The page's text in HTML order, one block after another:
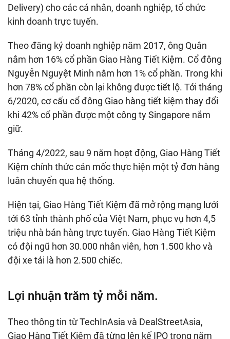
Delivery) cho các cá nhân, doanh nghiệp, tổ chức
kinh doanh trực tuyến.
Theo đăng ký doanh nghiệp năm 2017, ông Quân
nắm hơn 16% cổ phần Giao Hàng Tiết Kiệm. Cổ đông
Nguyễn Nguyệt Minh nắm hơn 1% cổ phần. Trong khi
hơn 78% cổ phần còn lại không được tiết lộ. Tới tháng
6/2020, cơ cấu cổ đông Giao hàng tiết kiệm thay đổi
khi 42% cổ phần được một công ty Singapore nắm
giữ.
Tháng 4/2022, sau 9 năm hoạt động, Giao Hàng Tiết
Kiệm chính thức cán mốc thực hiện một tỷ đơn hàng
luân chuyển qua hệ thống.
Hiện tại, Giao Hàng Tiết Kiệm đã mở rộng mạng lưới
tới 63 tỉnh thành phố của Việt Nam, phục vụ hơn 4,5
triệu nhà bán hàng trực tuyến. Giao Hàng Tiết Kiệm
có đội ngũ hơn 30.000 nhân viên, hơn 1.500 kho và
đội xe tải là hơn 2.500 chiếc.
Lợi nhuận trăm tỷ mỗi năm.
Theo thông tin từ TechInAsia và DealStreetAsia,
Giao Hàng Tiết Kiệm đã từng lên kế IPO trong năm